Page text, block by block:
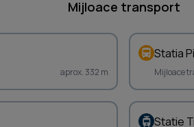
Mijloace transport
aprox. 332 m
Statia
Mijloace
Statie